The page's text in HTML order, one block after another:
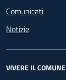
Comunicati
Notizie
VIVERE IL COMUNE